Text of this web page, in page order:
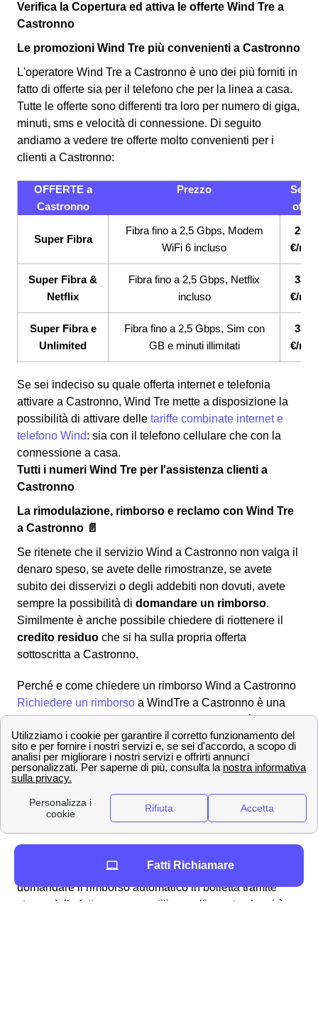
Verifica la Copertura ed attiva le offerte Wind Tre a
Castronno
Le promozioni Wind Tre più convenienti a Castronno
L'operatore Wind Tre a Castronno è uno dei più forniti in
fatto di offerte sia per il telefono che per la linea a casa.
Tutte le offerte sono differenti tra loro per numero di giga,
minuti, sms e velocità di connessione. Di seguito
andiamo a vedere tre offerte molto convenienti per i
clienti a Castronno:
OFFERTE a
Castronno
Prezzo
Super Fibra
Fibra fino a 2,5 Gbps, Modem
WiFi 6 incluso
€/
Super Fibra &
Netflix
Fibra fino a 2,5 Gbps, Netflix
incluso
€/
Super Fibra e
Unlimited
Fibra fino a 2,5 Gbps, Sim con
GB e minuti illimitati
€/
Se sei indeciso su quale offerta internet e telefonia
attivare a Castronno, Wind Tre mette a disposizione la
possibilità di attivare delle tariffe combinate internet e
telefono Wind: sia con il telefono cellulare che con la
connessione a casa.
Tutti i numeri Wind Tre per l'assistenza clienti a
Castronno
La rimodulazione, rimborso e reclamo con Wind Tre
a Castronno 📄
Se ritenete che il servizio Wind a Castronno non valga il
denaro speso, se avete delle rimostranze, se avete
subito dei disservizi o degli addebiti non dovuti, avete
sempre la possibilità di domandare un rimborso.
Similmente è anche possibile chiedere di riottenere il
credito residuo che si ha sulla propria offerta
sottoscritta a Castronno.
Perché e come chiedere un rimborso Wind a Castronno
Richiedere un rimborso a WindTre a Castronno è una
procedura alquanto semplice e lineare che può essere
svolta per molteplici ragioni, ad esempio:
fatturazioni errate
addebito ogni 28 giorni
problemi con la business SIM windtre a
Castronno
richiesta del credito residuo
a Castronno vi sono molteplici modalità: si può
domandare il rimborso automatico in bolletta tramite
storno della fattura oppure utilizzare l'importo che vi è
Fatti Richiamare